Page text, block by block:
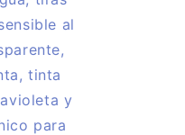
al
tinta
y
para